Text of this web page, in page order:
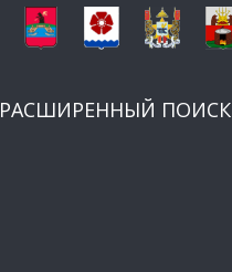
РАСШИРЕННЫЙ ПОИСК